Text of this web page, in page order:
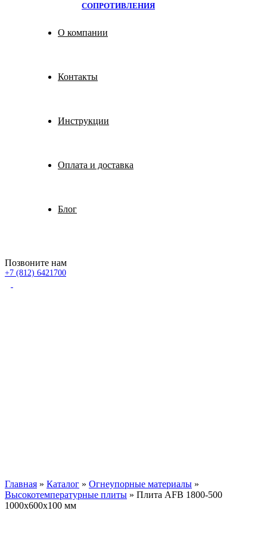
СОПРОТИВЛЕНИЯ
О компании
Контакты
Инструкции
Оплата и доставка
Блог
Позвоните нам
+7 (812) 6421700
Главная » Каталог » Огнеупорные материалы »
Высокотемпературные плиты » Плита AFB 1800-500
1000x600x100 мм